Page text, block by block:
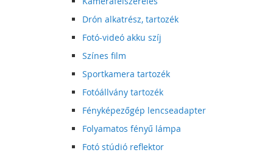
Drón alkatrész, tartozék
Fotó-videó akku szíj
Színes film
Sportkamera tartozék
Fotóállvány tartozék
Fényképezőgép lencseadapter
Folyamatos fényű lámpa
Fotó stúdió reflektor